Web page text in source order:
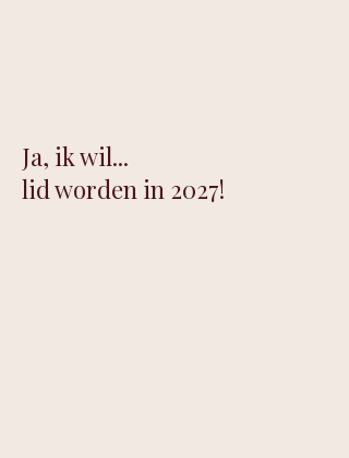
Ja, ik wil...
lid worden in 2027!